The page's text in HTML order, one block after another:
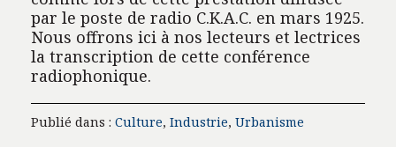
par le poste de radio C.K.A.C. en mars 1925.
Nous offrons ici à nos lecteurs et lectrices
la transcription de cette conférence
radiophonique.
Publié dans : Culture, Industrie, Urbanisme